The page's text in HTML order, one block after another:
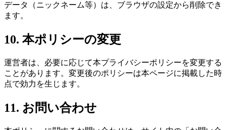
データ（ニックネーム等）は、ブラウザの設定から削除でき
ます。
10. 本ポリシーの変更
運営者は、必要に応じて本プライバシーポリシーを変更する
ことがあります。変更後のポリシーは本ページに掲載した時
点で効力を生じます。
11. お問い合わせ